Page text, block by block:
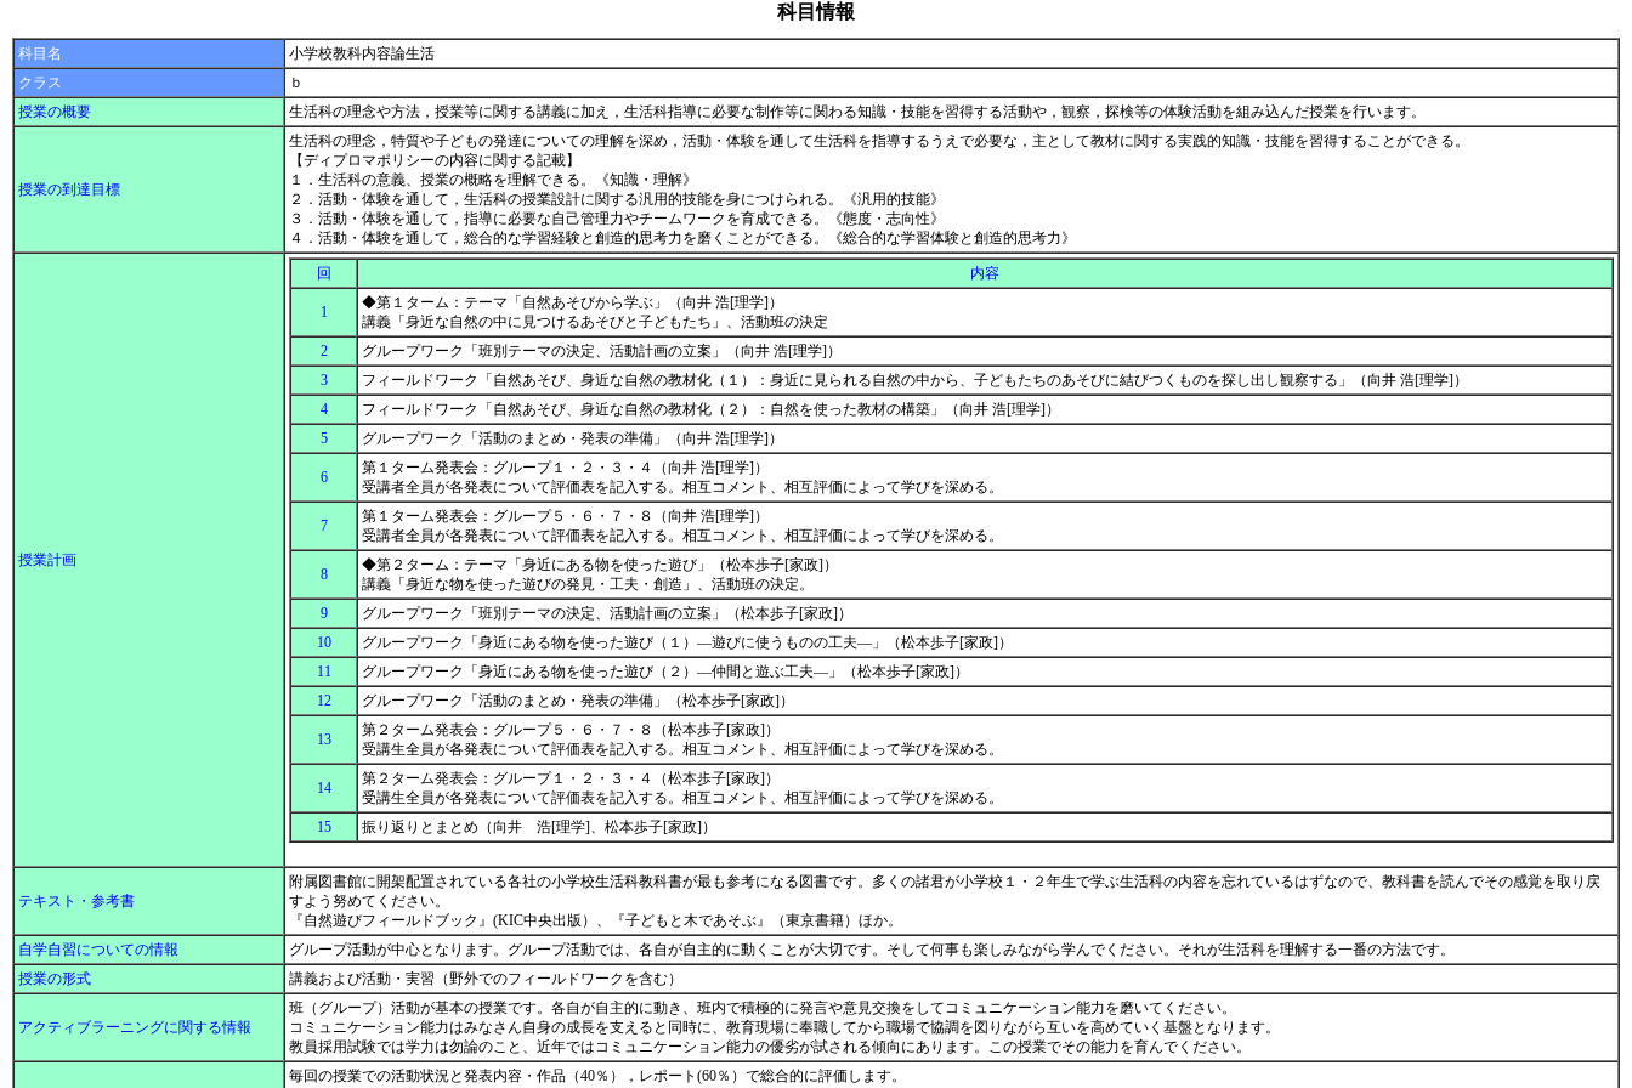
科目情報
科目名
小学校教科内容論生活
クラス
ｂ
授業の概要
生活科の理念や方法，授業等に関する講義に加え，生活科指導に必要な制作等に関わる知識・技能を習得する活動や，観察，探検等の体験活動を組み込んだ授業を行います。
授業の到達目標
生活科の理念，特質や子どもの発達についての理解を深め，活動・体験を通して生活科を指導するうえで必要な，主として教材に関する実践的知識・技能を習得することができる。
【ディプロマポリシーの内容に関する記載】
１．生活科の意義、授業の概略を理解できる。《知識・理解》
２．活動・体験を通して，生活科の授業設計に関する汎用的技能を身につけられる。《汎用的技能》
３．活動・体験を通して，指導に必要な自己管理力やチームワークを育成できる。《態度・志向性》
４．活動・体験を通して，総合的な学習経験と創造的思考力を磨くことができる。《総合的な学習体験と創造的思考力》
授業計画
回 内容
1
◆第１ターム：テーマ「自然あそびから学ぶ」（向井 浩[理学]）
講義「身近な自然の中に見つけるあそびと子どもたち」、活動班の決定
2
グループワーク「班別テーマの決定、活動計画の立案」（向井 浩[理学]）
3
フィールドワーク「自然あそび、身近な自然の教材化（１）：身近に見られる自然の中から、子どもたちのあそびに結びつくものを探し出し観察する」（向井 浩[理学]）
4
フィールドワーク「自然あそび、身近な自然の教材化（２）：自然を使った教材の構築」（向井 浩[理学]）
5
グループワーク「活動のまとめ・発表の準備」（向井 浩[理学]）
6
第１ターム発表会：グループ１・２・３・４（向井 浩[理学]）
受講者全員が各発表について評価表を記入する。相互コメント、相互評価によって学びを深める。
7
第１ターム発表会：グループ５・６・７・８（向井 浩[理学]）
受講者全員が各発表について評価表を記入する。相互コメント、相互評価によって学びを深める。
8
◆第２ターム：テーマ「身近にある物を使った遊び」（松本歩子[家政]）
講義「身近な物を使った遊びの発見・工夫・創造」、活動班の決定。
9
グループワーク「班別テーマの決定、活動計画の立案」（松本歩子[家政]）
10
グループワーク「身近にある物を使った遊び（１）―遊びに使うものの工夫―」（松本歩子[家政]）
11
グループワーク「身近にある物を使った遊び（２）―仲間と遊ぶ工夫―」（松本歩子[家政]）
12
グループワーク「活動のまとめ・発表の準備」（松本歩子[家政]）
13
第２ターム発表会：グループ５・６・７・８（松本歩子[家政]）
受講生全員が各発表について評価表を記入する。相互コメント、相互評価によって学びを深める。
14
第２ターム発表会：グループ１・２・３・４（松本歩子[家政]）
受講生全員が各発表について評価表を記入する。相互コメント、相互評価によって学びを深める。
15
振り返りとまとめ（向井 浩[理学]、松本歩子[家政]）
テキスト・参考書
附属図書館に開架配置されている各社の小学校生活科教科書が最も参考になる図書です。多くの諸君が小学校１・２年生で学ぶ生活科の内容を忘れているはずなので、教科書を読んでその感覚を取り戻
すよう努めてください。
『自然遊びフィールドブック』(KIC中央出版）、『子どもと木であそぶ』（東京書籍）ほか。
自学自習についての情報
グループ活動が中心となります。グループ活動では、各自が自主的に動くことが大切です。そして何事も楽しみながら学んでください。それが生活科を理解する一番の方法です。
授業の形式
講義および活動・実習（野外でのフィールドワークを含む）
アクティブラーニングに関する情報
班（グループ）活動が基本の授業です。各自が自主的に動き、班内で積極的に発言や意見交換をしてコミュニケーション能力を磨いてください。
コミュニケーション能力はみなさん自身の成長を支えると同時に、教育現場に奉職してから職場で協調を図りながら互いを高めていく基盤となります。
教員採用試験では学力は勿論のこと、近年ではコミュニケーション能力の優劣が試される傾向にあります。この授業でその能力を育んでください。
毎回の授業での活動状況と発表内容・作品（40％），レポート(60％）で総合的に評価します。